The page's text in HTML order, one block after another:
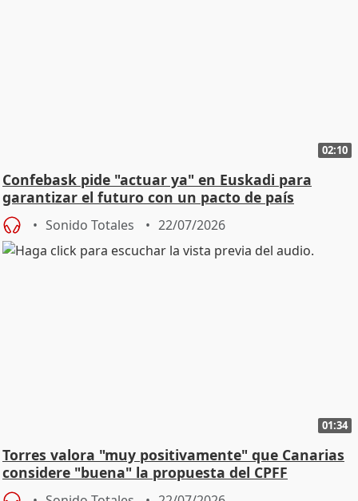
02:10
Confebask pide "actuar ya" en Euskadi para
garantizar el futuro con un pacto de país
Sonido Totales 22/07/2026
01:34
Torres valora "muy positivamente" que Canarias
considere "buena" la propuesta del CPFF